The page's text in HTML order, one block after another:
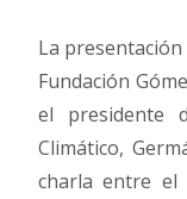
La
Fundación
el presidente
Climático,
charla entre el